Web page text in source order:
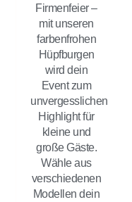
Firmenfeier –
mit unseren
farbenfrohen
Hüpfburgen
wird dein
Event zum
unvergesslichen
Highlight für
kleine und
große Gäste.
Wähle aus
verschiedenen
Modellen dein